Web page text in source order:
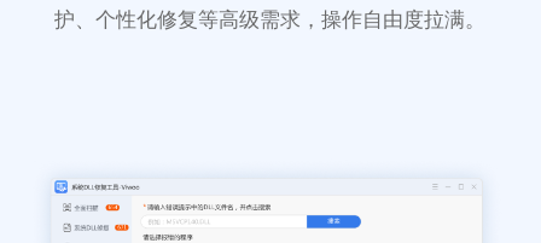
护、个性化修复等高级需求，操作自由度拉满。